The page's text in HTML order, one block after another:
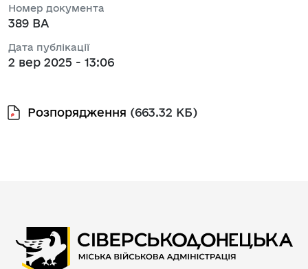
Номер документа
389 ВА
Дата публікації
2 вер 2025 - 13:06
Розпорядження (663.32 КБ)